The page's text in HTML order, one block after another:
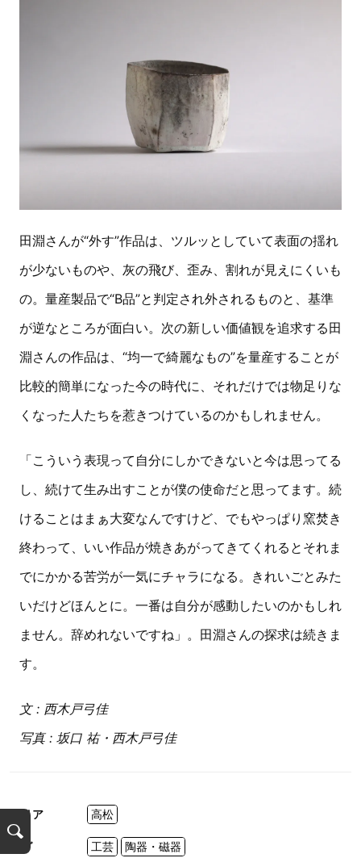
田淵さんが“外す”作品は、ツルッとしていて表面の揺れ
が少ないものや、灰の飛び、歪み、割れが見えにくいも
の。量産製品で“B品”と判定され外されるものと、基準
が逆なところが面白い。次の新しい価値観を追求する田
淵さんの作品は、“均一で綺麗なもの”を量産することが
比較的簡単になった今の時代に、それだけでは物足りな
くなった人たちを惹きつけているのかもしれません。
「こういう表現って自分にしかできないと今は思ってる
し、続けて生み出すことが僕の使命だと思ってます。続
けることはまぁ大変なんですけど、でもやっぱり窯焚き
終わって、いい作品が焼きあがってきてくれるとそれま
でにかかる苦労が一気にチャラになる。きれいごとみた
いだけどほんとに。一番は自分が感動したいのかもしれ
ません。辞めれないですね」。田淵さんの探求は続きま
す。
文 : 西木戸弓佳
写真 : 坂口 祐・西木戸弓佳
エリア 高松
タグ 工芸 陶器・磁器
検